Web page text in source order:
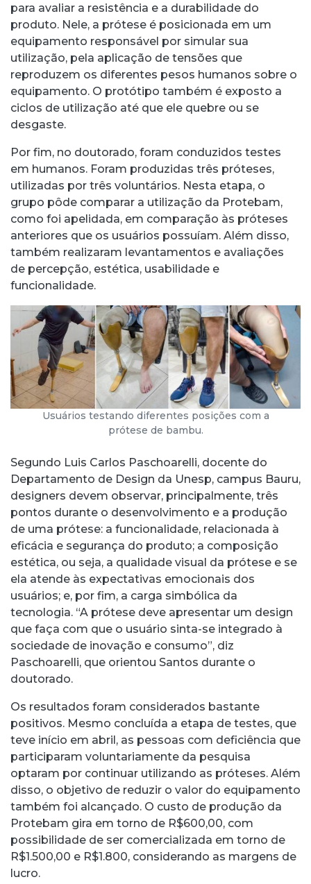
para avaliar a resistência e a durabilidade do
produto. Nele, a prótese é posicionada em um
equipamento responsável por simular sua
utilização, pela aplicação de tensões que
reproduzem os diferentes pesos humanos sobre o
equipamento. O protótipo também é exposto a
ciclos de utilização até que ele quebre ou se
desgaste.
Por fim, no doutorado, foram conduzidos testes
em humanos. Foram produzidas três próteses,
utilizadas por três voluntários. Nesta etapa, o
grupo pôde comparar a utilização da Protebam,
como foi apelidada, em comparação às próteses
anteriores que os usuários possuíam. Além disso,
também realizaram levantamentos e avaliações
de percepção, estética, usabilidade e
funcionalidade.
Usuários testando diferentes posições com a
prótese de bambu.
Segundo Luis Carlos Paschoarelli, docente do
Departamento de Design da Unesp, campus Bauru,
designers devem observar, principalmente, três
pontos durante o desenvolvimento e a produção
de uma prótese: a funcionalidade, relacionada à
eficácia e segurança do produto; a composição
estética, ou seja, a qualidade visual da prótese e se
ela atende às expectativas emocionais dos
usuários; e, por fim, a carga simbólica da
tecnologia. “A prótese deve apresentar um design
que faça com que o usuário sinta-se integrado à
sociedade de inovação e consumo”, diz
Paschoarelli, que orientou Santos durante o
doutorado.
Os resultados foram considerados bastante
positivos. Mesmo concluída a etapa de testes, que
teve início em abril, as pessoas com deficiência que
participaram voluntariamente da pesquisa
optaram por continuar utilizando as próteses. Além
disso, o objetivo de reduzir o valor do equipamento
também foi alcançado. O custo de produção da
Protebam gira em torno de R$600,00, com
possibilidade de ser comercializada em torno de
R$1.500,00 e R$1.800, considerando as margens de
lucro.